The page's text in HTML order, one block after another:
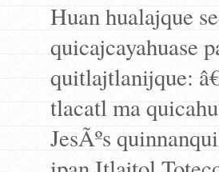
Huan hualajque
quicajcayahuase
quitlajtlanijque:
tlacatl ma
JesÃºs